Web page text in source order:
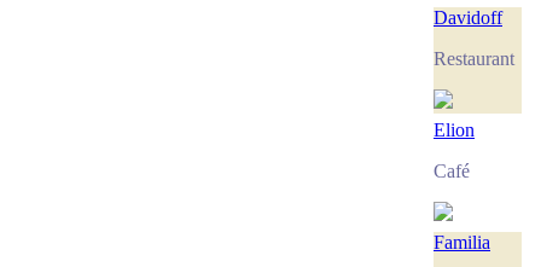
Davidoff
Restaurant
Elion
Café
Familia